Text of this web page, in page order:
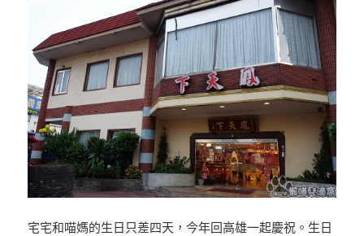
宅宅和喵媽的生日只差四天，今年回高雄一起慶祝。生日